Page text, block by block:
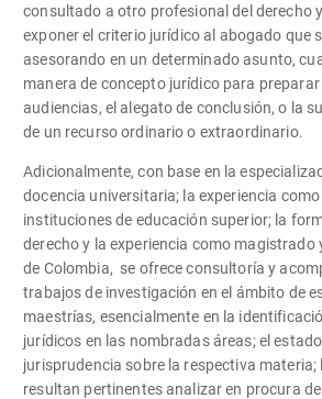
consultado a otro profesional del derecho
exponer el criterio jurídico al abogado que
asesorando en un determinado asunto,
manera de concepto jurídico para
audiencias, el alegato de conclusión, o la
de un recurso ordinario o extraordinario.
Adicionalmente, con base en la
docencia universitaria; la experiencia
instituciones de educación superior; la
derecho y la experiencia como magistrado
de Colombia, se ofrece consultoría y
trabajos de investigación en el ámbito de
maestrías, esencialmente en la
jurídicos en las nombradas áreas; el
jurisprudencia sobre la respectiva materia;
resultan pertinentes analizar en procura